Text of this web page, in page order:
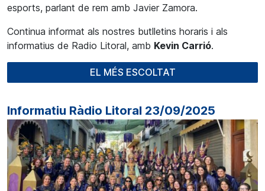
esports, parlant de rem amb Javier Zamora.
Continua informat als nostres butlletins horaris i als
informatius de Radio Litoral, amb Kevin Carrió.
EL MÉS ESCOLTAT
Informatiu Ràdio Litoral 23/09/2025